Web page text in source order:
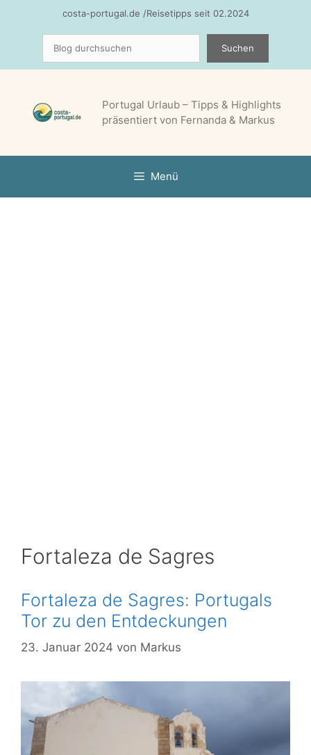
costa-portugal.de /Reisetipps seit 02.2024
Suchen
Portugal Urlaub – Tipps & Highlights
präsentiert von Fernanda & Markus
Menü
Fortaleza de Sagres
Fortaleza de Sagres: Portugals
Tor zu den Entdeckungen
23. Januar 2024 von Markus